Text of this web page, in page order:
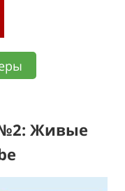
Живые